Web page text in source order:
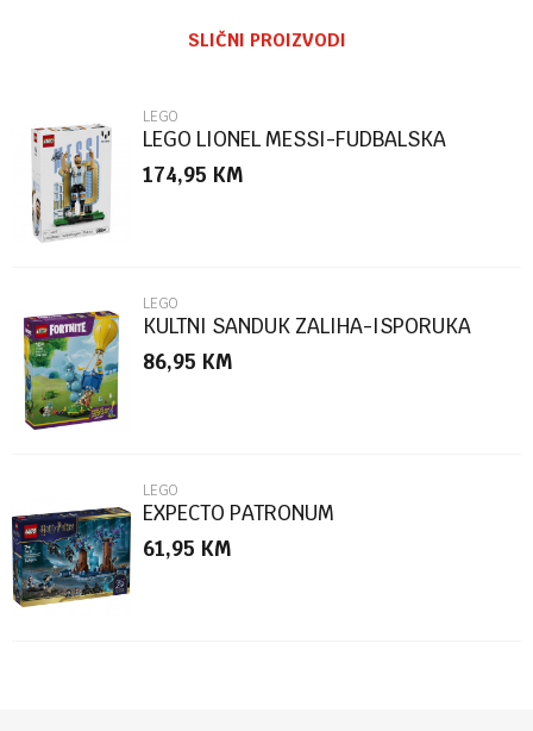
Poruka
POŠALJI
SLIČNI PROIZVODI
LEGO
LEGO LIONEL MESSI-FUDBALSKA
LEGENDA
174,95 KM
LEGO
KULTNI SANDUK ZALIHA-ISPORUKA
86,95 KM
LEGO
EXPECTO PATRONUM
61,95 KM